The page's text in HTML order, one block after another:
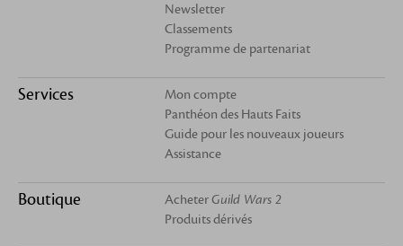
Newsletter
Classements
Programme de partenariat
Services
Mon compte
Panthéon des Hauts Faits
Guide pour les nouveaux joueurs
Assistance
Boutique AcheterGuild Wars 2
Produits dérivés